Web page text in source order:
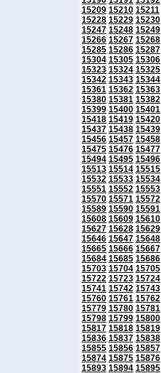
15209 15210 15211
15228 15229 15230
15247 15248 15249
15266 15267 15268
15285 15286 15287
15304 15305 15306
15323 15324 15325
15342 15343 15344
15361 15362 15363
15380 15381 15382
15399 15400 15401
15418 15419 15420
15437 15438 15439
15456 15457 15458
15475 15476 15477
15494 15495 15496
15513 15514 15515
15532 15533 15534
15551 15552 15553
15570 15571 15572
15589 15590 15591
15608 15609 15610
15627 15628 15629
15646 15647 15648
15665 15666 15667
15684 15685 15686
15703 15704 15705
15722 15723 15724
15741 15742 15743
15760 15761 15762
15779 15780 15781
15798 15799 15800
15817 15818 15819
15836 15837 15838
15855 15856 15857
15874 15875 15876
15893 15894 15895